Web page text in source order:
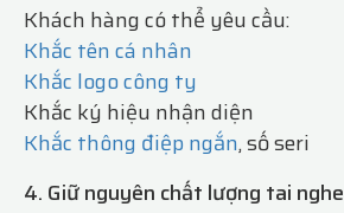
Khách hàng có thể yêu cầu:
Khắc tên cá nhân
Khắc logo công ty
Khắc ký hiệu nhận diện
Khắc thông điệp ngắn, số seri
4. Giữ nguyên chất lượng tai nghe